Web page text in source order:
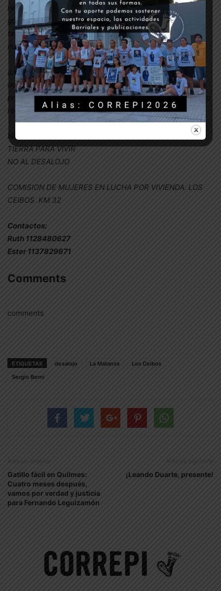
recibimos hostigamiento, y no soluciones.Que sepa el
gobierno: ellos no tienen humanidad, pero nosotras
tenemos toda las fuerzas para seguir peleando por
nuestros derechos.
¡
Llamamos a todas las organizaciones de mujeres, de
derechos humanos, sindicales, y políticas, a acercarse al
predio a rodearnos de solidaridad, para conseguir nuestro
reclamo!
NI UNA MENOS SIN VIVIENDA
TIERRA PARA VIVIR
NO AL DESALOJO
COMISION DE MUJERES EN LUCHA POR VIVIENDA. LOS
CEIBOS. KM 32
Contactos:
Ruth 1128480627
Ester 1137829671
Comments
comments
ETIQUETAS desalojo La Matanza
Los Ceibos
Sergio Berni
Artículo anterior
Gatillo fácil en Quilmes:
Cuatro meses después,
vamos por verdad y justicia
para Fernando Leguizamón
Artículo siguiente
¡Leando Duarte, presente!